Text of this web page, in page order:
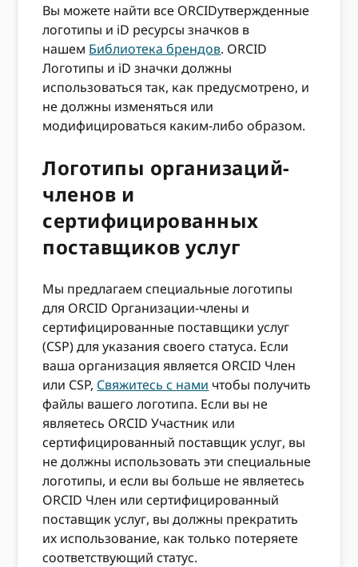
Вы можете найти все ORCIDутвержденные
логотипы и iD ресурсы значков в
нашем Библиотека брендов. ORCID
Логотипы и iD значки должны
использоваться так, как предусмотрено, и
не должны изменяться или
модифицироваться каким-либо образом.
Логотипы организаций-
членов и
сертифицированных
поставщиков услуг
Мы предлагаем специальные логотипы
для ORCID Организации-члены и
сертифицированные поставщики услуг
(CSP) для указания своего статуса. Если
ваша организация является ORCID Член
или CSP, Свяжитесь с нами чтобы получить
файлы вашего логотипа. Если вы не
являетесь ORCID Участник или
сертифицированный поставщик услуг, вы
не должны использовать эти специальные
логотипы, и если вы больше не являетесь
ORCID Член или сертифицированный
поставщик услуг, вы должны прекратить
их использование, как только потеряете
соответствующий статус.